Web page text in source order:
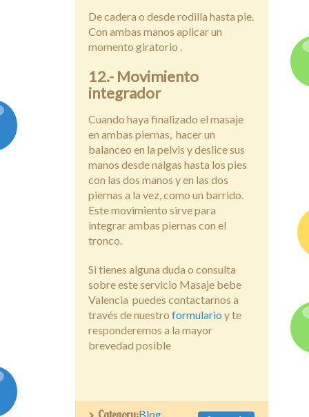
De cadera o desde rodilla hasta pie.
Con ambas manos aplicar un
momento giratorio .
12.- Movimiento
integrador
Cuando haya finalizado el masaje
en ambas piernas, hacer un
balanceo en la pelvis y deslice sus
manos desde nalgas hasta los pies
con las dos manos y en las dos
piernas a la vez, como un barrido.
Este movimiento sirve para
integrar ambas piernas con el
tronco.
Si tienes alguna duda o consulta
sobre este servicio Masaje bebe
Valencia puedes contactarnos a
través de nuestro formulario y te
responderemos a la mayor
brevedad posible
Category:Blog